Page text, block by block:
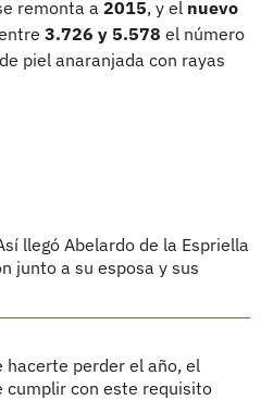
remonta a 2015, y el nuevo
3.726 y 5.578 el número
de piel anaranjada con rayas
llegó Abelardo de la Espriella
junto a su esposa y sus
hacerte perder el año, el
cumplir con este requisito